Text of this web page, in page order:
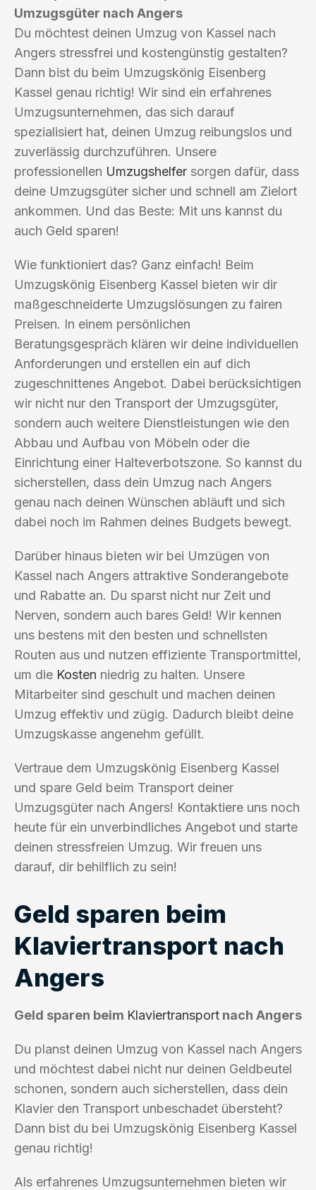
Umzugsgüter nach Angers
Du möchtest deinen Umzug von Kassel nach
Angers stressfrei und kostengünstig gestalten?
Dann bist du beim Umzugskönig Eisenberg
Kassel genau richtig! Wir sind ein erfahrenes
Umzugsunternehmen, das sich darauf
spezialisiert hat, deinen Umzug reibungslos und
zuverlässig durchzuführen. Unsere
professionellen Umzugshelfer sorgen dafür, dass
deine Umzugsgüter sicher und schnell am Zielort
ankommen. Und das Beste: Mit uns kannst du
auch Geld sparen!
Wie funktioniert das? Ganz einfach! Beim
Umzugskönig Eisenberg Kassel bieten wir dir
maßgeschneiderte Umzugslösungen zu fairen
Preisen. In einem persönlichen
Beratungsgespräch klären wir deine individuellen
Anforderungen und erstellen ein auf dich
zugeschnittenes Angebot. Dabei berücksichtigen
wir nicht nur den Transport der Umzugsgüter,
sondern auch weitere Dienstleistungen wie den
Abbau und Aufbau von Möbeln oder die
Einrichtung einer Halteverbotszone. So kannst du
sicherstellen, dass dein Umzug nach Angers
genau nach deinen Wünschen abläuft und sich
dabei noch im Rahmen deines Budgets bewegt.
Darüber hinaus bieten wir bei Umzügen von
Kassel nach Angers attraktive Sonderangebote
und Rabatte an. Du sparst nicht nur Zeit und
Nerven, sondern auch bares Geld! Wir kennen
uns bestens mit den besten und schnellsten
Routen aus und nutzen effiziente Transportmittel,
um die Kosten niedrig zu halten. Unsere
Mitarbeiter sind geschult und machen deinen
Umzug effektiv und zügig. Dadurch bleibt deine
Umzugskasse angenehm gefüllt.
Vertraue dem Umzugskönig Eisenberg Kassel
und spare Geld beim Transport deiner
Umzugsgüter nach Angers! Kontaktiere uns noch
heute für ein unverbindliches Angebot und starte
deinen stressfreien Umzug. Wir freuen uns
darauf, dir behilflich zu sein!
Geld sparen beim
Klaviertransport nach
Angers
Geld sparen beim Klaviertransport nach Angers
Du planst deinen Umzug von Kassel nach Angers
und möchtest dabei nicht nur deinen Geldbeutel
schonen, sondern auch sicherstellen, dass dein
Klavier den Transport unbeschadet übersteht?
Dann bist du bei Umzugskönig Eisenberg Kassel
genau richtig!
Als erfahrenes Umzugsunternehmen bieten wir